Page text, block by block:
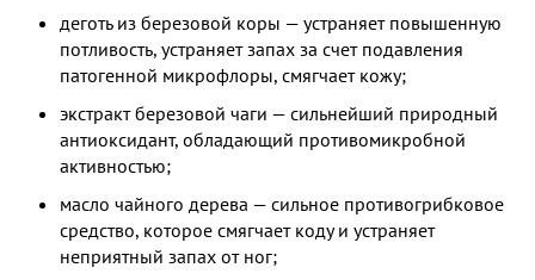
деготь из березовой коры — устраняет повышенную
потливость, устраняет запах за счет подавления
патогенной микрофлоры, смягчает кожу;
экстракт березовой чаги — сильнейший природный
антиоксидант, обладающий противомикробной
активностью;
масло чайного дерева — сильное противогрибковое
средство, которое смягчает коду и устраняет
неприятный запах от ног;